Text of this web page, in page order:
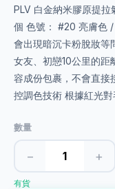
PLV 白金納米膠原提
個 色號： #20 亮膚色
會出現暗沉卡粉脫妝等
女友、初戀10公里的
容成份包裹，不會直接
控調色技術 根據紅光
數量
− +
有貨